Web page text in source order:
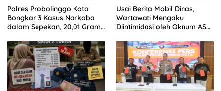
Polres Probolinggo Kota
Bongkar 3 Kasus Narkoba
dalam Sepekan, 20,01 Gram
Usai Berita Mobil Dinas,
Wartawati Mengaku
Diintimidasi oleh Oknum ASN
Tempuh Jalur Hukum